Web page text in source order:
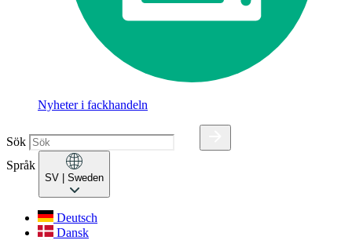
Nyheter i fackhandeln
Sök
Språk
SV | Sweden
Deutsch
Dansk